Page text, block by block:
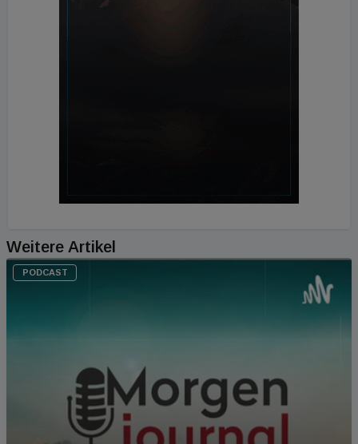
Weitere Artikel
PODCAST